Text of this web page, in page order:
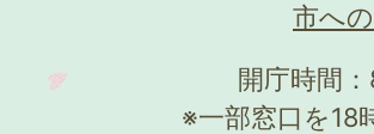
市へ
開庁時間
※一部窓口を18